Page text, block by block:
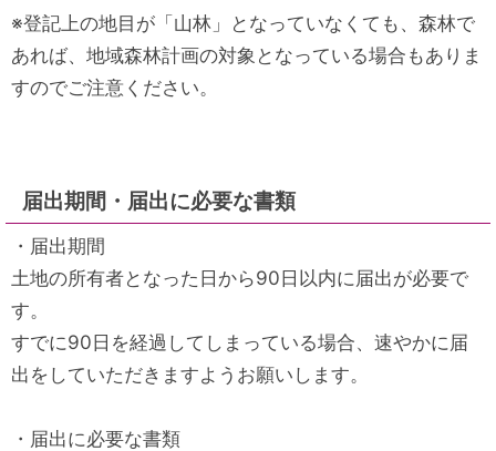
※登記上の地目が「山林」となっていなくても、森林で
あれば、地域森林計画の対象となっている場合もありま
すのでご注意ください。
届出期間・届出に必要な書類
・届出期間
土地の所有者となった日から90日以内に届出が必要で
す。
すでに90日を経過してしまっている場合、速やかに届
出をしていただきますようお願いします。
・届出に必要な書類